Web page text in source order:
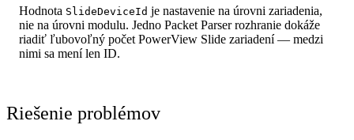
Hodnota SlideDeviceId je nastavenie na úrovni zariadenia,
nie na úrovni modulu. Jedno Packet Parser rozhranie dokáže
riadiť ľubovoľný počet PowerView Slide zariadení — medzi
nimi sa mení len ID.
Riešenie problémov